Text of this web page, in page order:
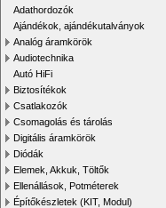
Adathordozók
Ajándékok, ajándékutalványok
Analóg áramkörök
Audiotechnika
Autó HiFi
Biztosítékok
Csatlakozók
Csomagolás és tárolás
Digitális áramkörök
Diódák
Elemek, Akkuk, Töltők
Ellenállások, Potméterek
Építőkészletek (KIT, Modul)